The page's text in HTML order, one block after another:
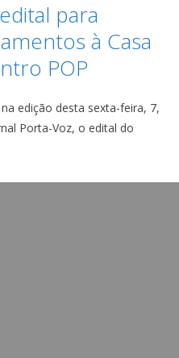
para
à Casa
POP
edição desta sexta-feira, 7,
Porta-Voz, o edital do